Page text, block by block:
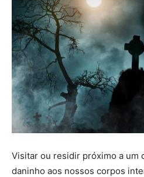
Visitar ou residir próximo a um
daninho aos nossos corpos